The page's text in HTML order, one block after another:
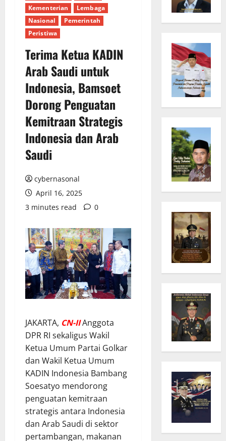
Kementerian
Lembaga
Nasional
Pemerintah
Peristiwa
Terima Ketua KADIN
Arab Saudi untuk
Indonesia, Bamsoet
Dorong Penguatan
Kemitraan Strategis
Indonesia dan Arab
Saudi
cybernasonal
April 16, 2025
3 minutes read
0
JAKARTA, CN-IIAnggota
DPR RI sekaligus Wakil
Ketua Umum Partai Golkar
dan Wakil Ketua Umum
KADIN Indonesia Bambang
Soesatyo mendorong
penguatan kemitraan
strategis antara Indonesia
dan Arab Saudi di sektor
pertambangan, makanan